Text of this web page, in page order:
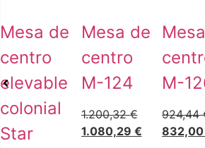
Mesa de
centro
elevable
colonial
Star
Mesa de
centro
M-124
1.200,32€
1.080,29 €
M-
924,44
832,00